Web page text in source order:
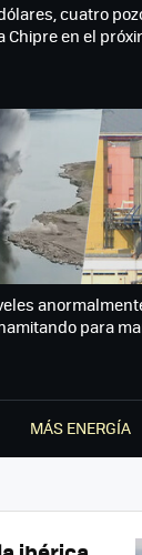
MÁS ENERGÍA
cuatro
Chipre en el
para